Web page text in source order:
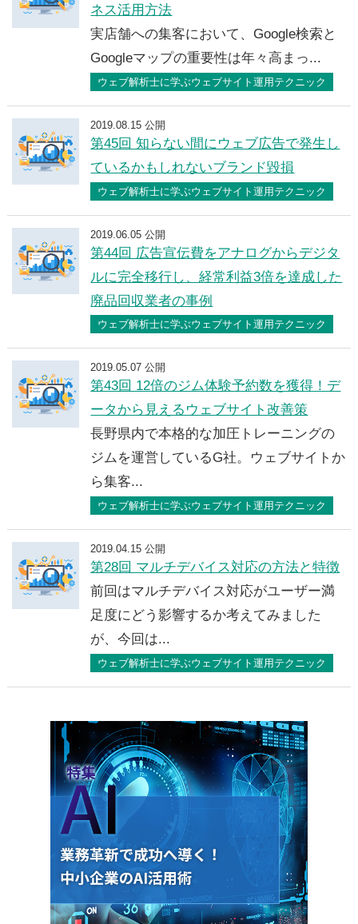
ネス活用方法
実店舗への集客において、Google検索と
Googleマップの重要性は年々高まっ...
ウェブ解析士に学ぶウェブサイト運用テクニック
2019.08.15 公開
第45回 知らない間にウェブ広告で発生し
ているかもしれないブランド毀損
ウェブ解析士に学ぶウェブサイト運用テクニック
2019.06.05 公開
第44回 広告宣伝費をアナログからデジタ
ルに完全移行し、経常利益3倍を達成した
廃品回収業者の事例
ウェブ解析士に学ぶウェブサイト運用テクニック
2019.05.07 公開
第43回 12倍のジム体験予約数を獲得！デ
ータから見えるウェブサイト改善策
長野県内で本格的な加圧トレーニングの
ジムを運営しているG社。ウェブサイトか
ら集客...
ウェブ解析士に学ぶウェブサイト運用テクニック
2019.04.15 公開
第28回 マルチデバイス対応の方法と特徴
前回はマルチデバイス対応がユーザー満
足度にどう影響するか考えてみました
が、今回は...
ウェブ解析士に学ぶウェブサイト運用テクニック